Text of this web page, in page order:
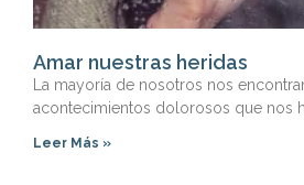
Amar nuestras heridas
La mayoría de nosotros nos
acontecimientos dolorosos que nos
Leer Más »